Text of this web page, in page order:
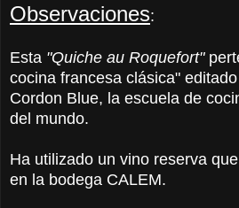
Observaciones:
Esta "Quiche au Roquefort"
cocina francesa clásica"
Cordon Blue, la escuela de
del mundo.
Ha utilizado un vino reserva
en la bodega CALEM.